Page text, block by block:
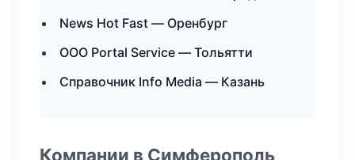
News Hot Fast — Оренбург
ООО Portal Service — Тольятти
Справочник Info Media — Казань
Компании в Симферополь